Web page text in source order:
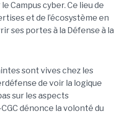
Campus cyber. Ce lieu de
et de l’écosystème en
ses portes à la Défense à la
sont vives chez les
de voir la logique
sur les aspects
dénonce la volonté du